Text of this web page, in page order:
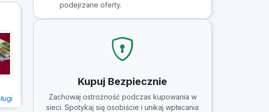
podejrzane oferty.
Kupuj Bezpiecznie
Zachowaj ostrożność podczas kupowania w
sieci. Spotykaj się osobiście i unikaj wpłacania